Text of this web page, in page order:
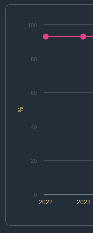
%
2022 2023
0
20
40
60
80
100